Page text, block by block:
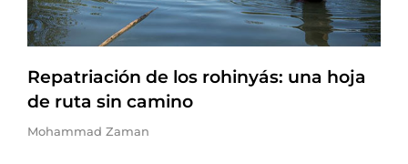
Repatriación de los rohinyás: una hoja
de ruta sin camino
Mohammad Zaman